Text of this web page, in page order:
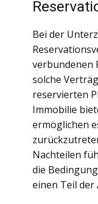
Bei der
verbundenen
solche
reservierten
Immobilie
ermöglichen
Nachteilen
die
einen Teil der